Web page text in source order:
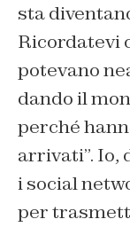
sta
Ricordatevi
potevano
dando il
perché
arrivati”. Io,
i social
per